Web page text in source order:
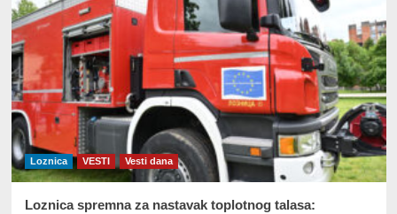
Loznica VESTI Vesti dana
Loznica spremna za nastavak toplotnog talasa: